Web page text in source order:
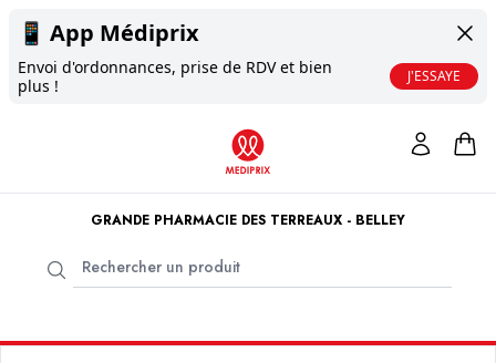
📱 App Médiprix
Envoi d'ordonnances, prise de RDV et bien
plus !
J'ESSAYE
GRANDE PHARMACIE DES TERREAUX - BELLEY